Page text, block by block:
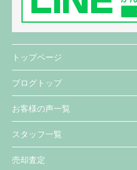
トップページ
ブログトップ
お客様の声一覧
スタッフ一覧
売却査定